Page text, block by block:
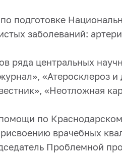
подготовке
заболеваний:
ряда центральных
«Атеросклероз
«Неотложная
по
врачебных
Проблемной